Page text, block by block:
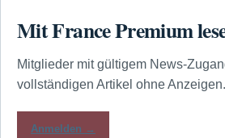
Mit France Premium
Mitglieder mit gültigem News-
vollständigen Artikel ohne Anzeigen.
Anmelden →